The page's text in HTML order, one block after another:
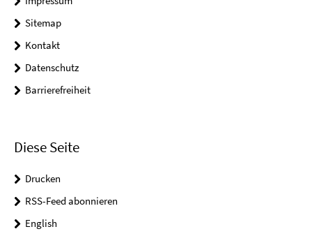
Sitemap
Kontakt
Datenschutz
Barrierefreiheit
Diese Seite
Drucken
RSS-Feed abonnieren
English